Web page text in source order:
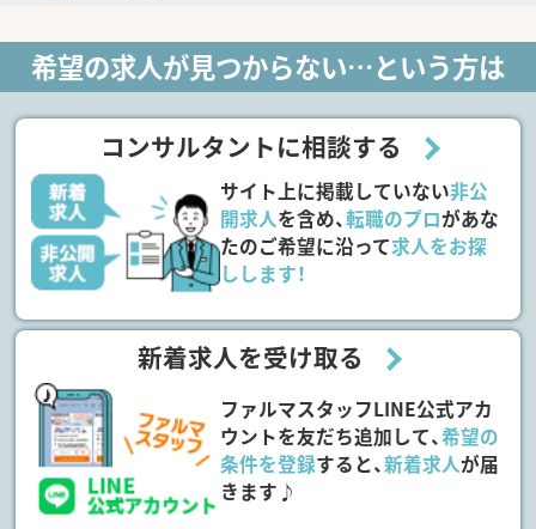
希望の求人が見つからない…という方は
コンサルタントに相談する
サイト上に掲載していない非公
開求人を含め、転職のプロがあな
たのご希望に沿って求人をお探
しします！
新着求人を受け取る
ファルマスタッフLINE公式アカ
ウントを友だち追加して、希望の
条件を登録すると、新着求人が届
きます♪